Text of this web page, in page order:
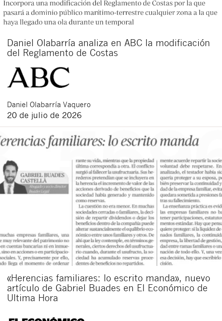
Daniel Olabarría analiza en ABC la modificación
del Reglamento de Costas
Daniel Olabarría Vaquero
20 de julio de 2026
«Herencias familiares: lo escrito manda», nuevo
artículo de Gabriel Buades en El Económico de
Ultima Hora